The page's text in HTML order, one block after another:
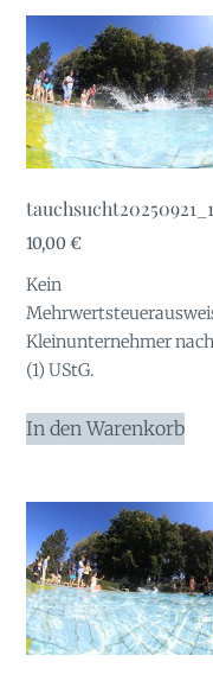
10,00€
Kein
Kleinunternehmer
(1) UStG.
In den Warenkorb